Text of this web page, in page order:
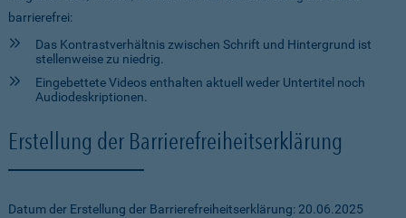
barrierefrei:
Das Kontrastverhältnis zwischen Schrift und Hintergrund ist
stellenweise zu niedrig.
Eingebettete Videos enthalten aktuell weder Untertitel noch
Audiodeskriptionen.
Erstellung der Barrierefreiheitserklärung
Datum der Erstellung der Barrierefreiheitserklärung: 20.06.2025